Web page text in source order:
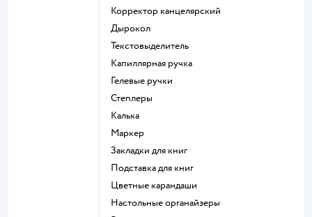
Корректор канцелярский
Дырокол
Текстовыделитель
Капиллярная ручка
Гелевые ручки
Степлеры
Калька
Маркер
Закладки для книг
Подставка для книг
Цветные карандаши
Настольные органайзеры